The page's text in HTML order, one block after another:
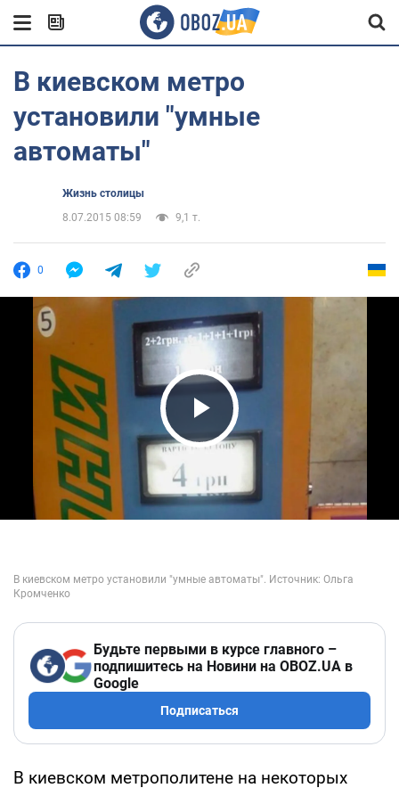
В киевском метро
установили "умные
автоматы"
Жизнь столицы
8.07.2015 08:59
9,1 т.
0
Play Video
Будьте первыми в курсе главного –
подпишитесь на Новини на OBOZ.UA в
Google
Подписаться
В киевском метрополитене на некоторых